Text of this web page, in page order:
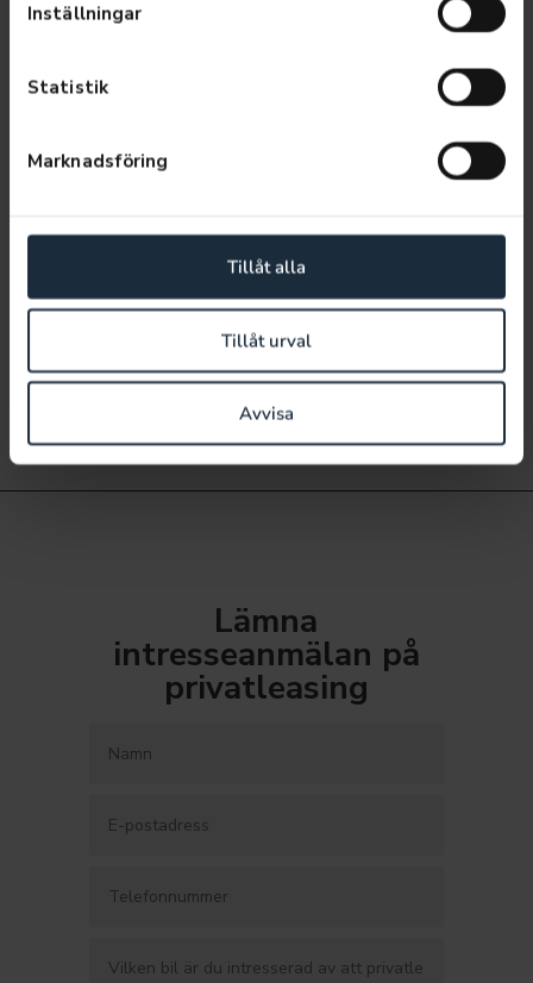
Inställningar
Statistik
Marknadsföring
Tillåt alla
Tillåt urval
Avvisa
Lämna
intresseanmälan på
privatleasing